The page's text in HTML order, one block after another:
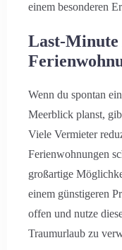
einem besonderen
Last-Minute
Wenn du spontan
Meerblick planst,
Viele Vermieter
Ferienwohnungen
großartige
einem günstigeren
offen und nutze
Traumurlaub zu